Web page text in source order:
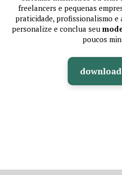
freelancers e pequenas
praticidade, profissionalismo e
personalize e conclua seu
poucos